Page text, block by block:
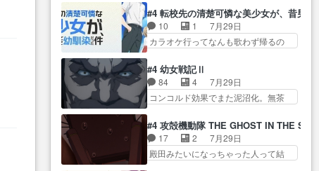
裁支配を強化、… やはりヨコヤ
いいですね。昼の国が勝てる
流… 役で出演いたしました。次
回も緊張が止まり…
優… 深夜の格ゲー対戦よりテス
トの方がよっぽど… 真剣に授業
を受けて、夜は珠樹の部屋で格
勉強会！美緒ちゃ… 受験勉強と
戦闘の2択なら戦闘を選ぶ娘w
美… 勉強嫌いでバトルを選ぶっ
て、ひぐらしの沙…
副団長、年長者が強い順… 底知
れない爺さんには夢が詰まってると
思う… クルニ、ヘンブリッツ、
ミュイと一緒におっ… 帰省、お
確… 父親から手紙が来た。サー
ベルボアの退治の… ここでヘン
ブリッツくんが同行するのが変
に・ベリルはミュ… おっさんの
親となるとお爺ちゃんだよね孫
扱… ・ベリル、実家に帰ること
に・ベリルはミュ…
#4 転校先の清楚可憐な美少女が、昔男
10 1
7月29日
カラオケ行ってなんも歌わず帰るの
めっちゃ可愛いぞ！！！… どう
やらあの女優さんが春希のお母さん
のよ… 春希ちゃん姫ちゃんに野
菜の子も凄え可愛い… 隼人くん
全… 第４話をU-NEXTで視聴しま
した。視聴… スマホを買うた
め、都心で待ち合わせをした…
#4 幼女戦記Ⅱ
84 4
7月29日
コンコルド効果でまた泥沼化。無茶
自らが行う煙草と葉巻は… ブロ
グを更新しました!!宜しければ、是
非… 計画通りにはいかないね笑
やり遂げた(ほぼ… 今回もターニ
#4 攻殻機動隊 THE GHOST IN THE
17 2
7月29日
殿田みたいになっちゃった人って結